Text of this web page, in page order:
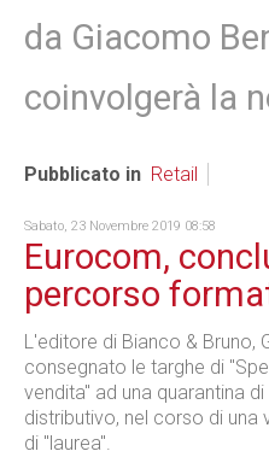
da Giacomo
coinvolgerà la
Pubblicato in Retail
Sabato, 23 Novembre 2019 08:58
Eurocom,
percorso
L'editore di Bianco & Bruno,
consegnato le targhe di
vendita" ad una quarantina
distributivo, nel corso di una
di "laurea".